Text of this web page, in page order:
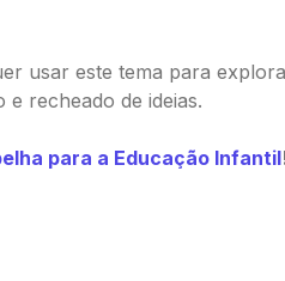
usar este tema para
recheado de ideias.
para a Educação Infantil